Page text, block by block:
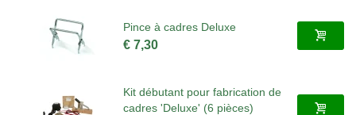
Pince à cadres Deluxe
€ 7,30
Kit débutant pour fabrication de
cadres 'Deluxe' (6 pièces)